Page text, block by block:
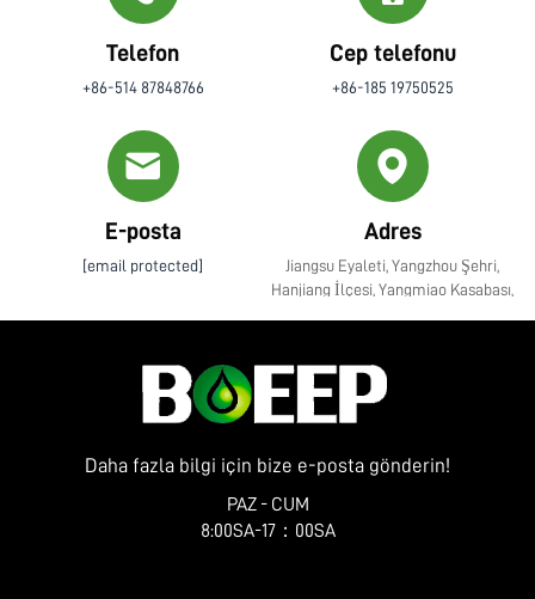
Telefon
+86-514 87848766
Cep telefonu
+86-185 19750525
E-posta
[email protected]
Adres
Jiangsu Eyaleti, Yangzhou Şehri,
Hanjiang İlçesi, Yangmiao Kasabası,
Daha fazla bilgi için bize e-posta gönderin!
PAZ - CUM
8:00SA-17：00SA